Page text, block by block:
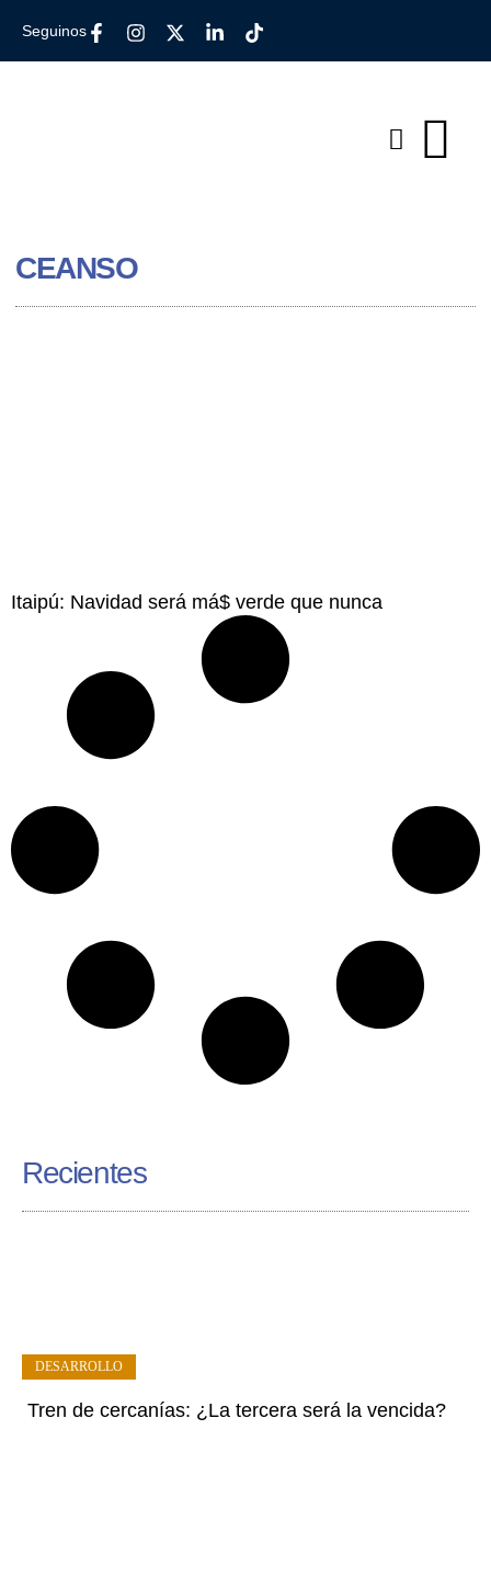
Seguinos
CEANSO
Itaipú: Navidad será má$ verde que nunca
Recientes
Tren de cercanías: ¿La tercera será la vencida?
DESARROLLO